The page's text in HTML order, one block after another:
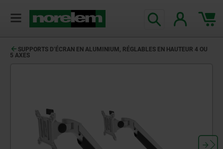
SUPPORTS D’ÉCRAN EN ALUMINIUM, RÉGLABLES EN HAUTEUR 4 OU
5 AXES